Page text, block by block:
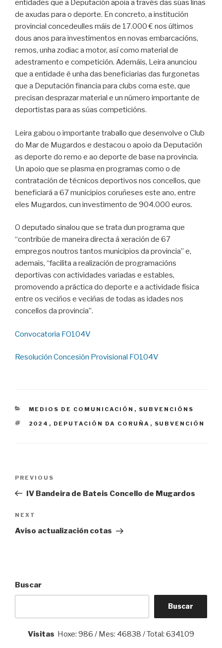
entidades que a Deputación apoia a través das súas liñas
de axudas para o deporte. En concreto, a institución
provincial concedeulles máis de 17.000 € nos últimos
dous anos para investimentos en novas embarcacións,
remos, unha zodiac a motor, así como material de
adestramento e competición. Ademáis, Leira anunciou
que a entidade é unha das beneficiarias das furgonetas
que a Deputación financia para clubs coma este, que
precisan desprazar material e un número importante de
deportistas para as súas competicións.
Leira gabou o importante traballo que desenvolve o Club
do Mar de Mugardos e destacou o apoio da Deputación
as deporte do remo e ao deporte de base na provincia.
Un apoio que se plasma en programas como o de
contratación de técnicos deportivos nos concellos, que
beneficiará a 67 municipios coruñeses este ano, entre
eles Mugardos, cun investimento de 904.000 euros.
O deputado sinalou que se trata dun programa que
“contribúe de maneira directa á xeración de 67
empregos noutros tantos municipios da provincia” e,
ademais, “facilita a realización de programacións
deportivas con actividades variadas e estables,
promovendo a práctica do deporte e a actividade física
entre os veciños e veciñas de todas as idades nos
concellos da provincia”.
Convocatoria FO104V
Resolución Concesión Provisional FO104V
CATEGORIES
MEDIOS DE COMUNICACIÓN , SUBVENCIÓNS
TAGS
2024 , DEPUTACIÓN DA CORUÑA , SUBVENCIÓN
entradas
Previous
Post
PREVIOUS
IV Bandeira de Bateis Concello de Mugardos
Next
Post
NEXT
Aviso actualización cotas
Buscar
Buscar
Visitas Hoxe: 986 / Mes: 46838 / Total: 634109